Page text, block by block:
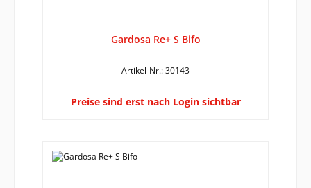
Gardosa Re+ S Bifo
Artikel-Nr.: 30143
Preise sind erst nach Login sichtbar